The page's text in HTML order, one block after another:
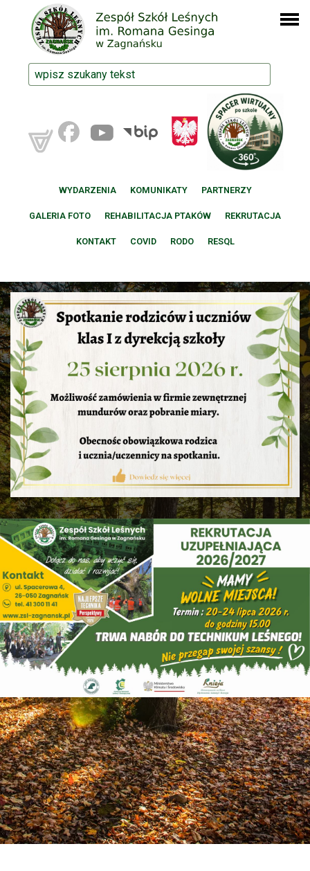
WYDARZENIA KOMUNIKATY PARTNERZY
GALERIA FOTO REHABILITACJA PTAKÓW REKRUTACJA
KONTAKT COVID RODO RESQL